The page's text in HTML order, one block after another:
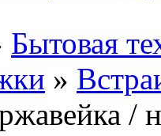
Бытовая
»
/